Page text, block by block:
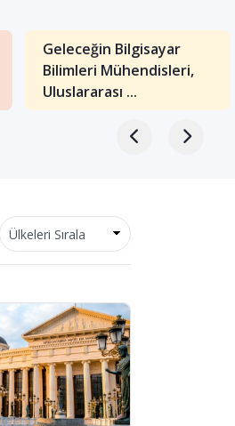
Geleceğin Bilgisayar
Bilimleri Mühendisleri,
Uluslararası ...